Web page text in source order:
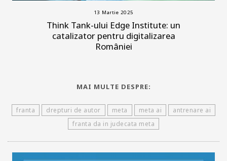
13 Martie 2025
Think Tank-ului Edge Institute: un
catalizator pentru digitalizarea
României
MAI MULTE DESPRE:
franta drepturi de autor meta meta ai
antrenare ai
franta da in judecata meta